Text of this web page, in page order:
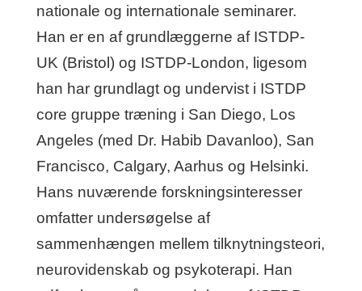
nationale og internationale seminarer.
Han er en af grundlæggerne af ISTDP-
UK (Bristol) og ISTDP-London, ligesom
han har grundlagt og undervist i ISTDP
core gruppe træning i San Diego, Los
Angeles (med Dr. Habib Davanloo), San
Francisco, Calgary, Aarhus og Helsinki.
Hans nuværende forskningsinteresser
omfatter undersøgelse af
sammenhængen mellem tilknytningsteori,
neurovidenskab og psykoterapi. Han